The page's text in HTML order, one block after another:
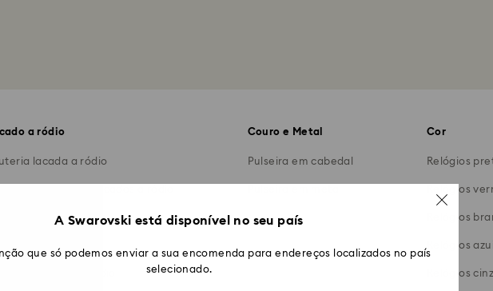
a ródio
lacada a ródio
lacados a ródio
lacados a ródio
Couro e Metal
Pulseira em cabedal
Cor
Relógios
Relógios
Relógios
Relógios
Relógios
A Swarovski está disponível no seu país
que só podemos enviar a sua encomenda para endereços localizados no país
selecionado.